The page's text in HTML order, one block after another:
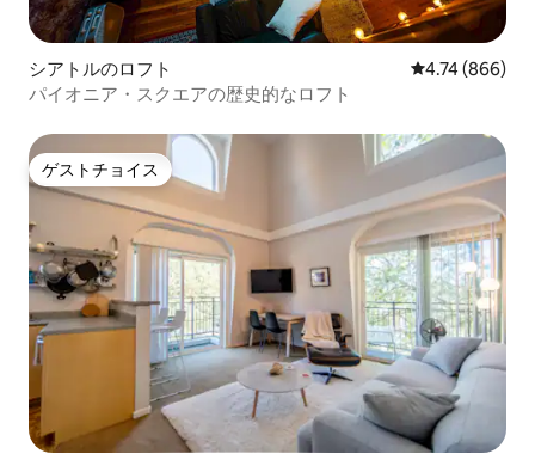
シアトルのロフト レビュー866
4.74 (866)
パイオニア・スクエアの歴史的なロフト
ゲストチョイス
ゲストチョイス